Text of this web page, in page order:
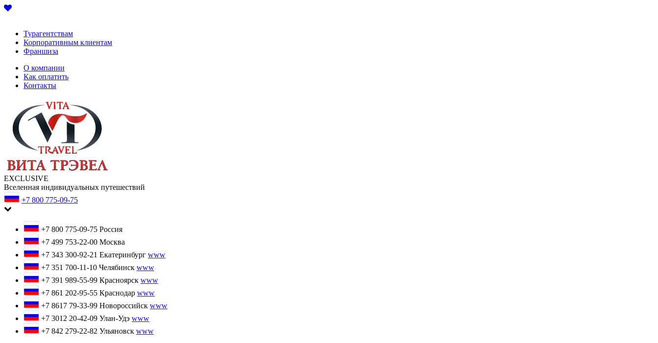
Турагентствам
Корпоративным клиентам
Франшиза
О компании
Как оплатить
Контакты
EXCLUSIVE
Вселенная индивидуальных путешествий
+7 800 775-09-75
+7 800 775-09-75 Россия
+7 499 753-22-00 Москва
+7 343 300-92-21 Екатеринбург www
+7 351 700-11-10 Челябинск www
+7 391 989-55-99 Красноярск www
+7 861 202-95-55 Краснодар www
+7 8617 79-33-99 Новороссийск www
+7 3012 20-42-09 Улан-Удэ www
+7 842 279-22-82 Ульяновск www